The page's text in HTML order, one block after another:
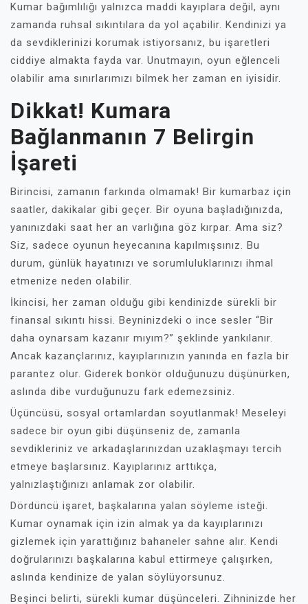
Kumar bağımlılığı yalnızca maddi kayıplara değil, aynı
zamanda ruhsal sıkıntılara da yol açabilir. Kendinizi ya
da sevdiklerinizi korumak istiyorsanız, bu işaretleri
ciddiye almakta fayda var. Unutmayın, oyun eğlenceli
olabilir ama sınırlarımızı bilmek her zaman en iyisidir.
Dikkat! Kumara
Bağlanmanın 7 Belirgin
İşareti
Birincisi, zamanın farkında olmamak! Bir kumarbaz için
saatler, dakikalar gibi geçer. Bir oyuna başladığınızda,
yanınızdaki saat her an varlığına göz kırpar. Ama siz?
Siz, sadece oyunun heyecanına kapılmışsınız. Bu
durum, günlük hayatınızı ve sorumluluklarınızı ihmal
etmenize neden olabilir.
İkincisi, her zaman olduğu gibi kendinizde sürekli bir
finansal sıkıntı hissi. Beyninizdeki o ince sesler “Bir
daha oynarsam kazanır mıyım?” şeklinde yankılanır.
Ancak kazançlarınız, kayıplarınızın yanında en fazla bir
parantez olur. Giderek bonkör olduğunuzu düşünürken,
aslında dibe vurduğunuzu fark edemezsiniz.
Üçüncüsü, sosyal ortamlardan soyutlanmak! Meseleyi
sadece bir oyun gibi düşünseniz de, zamanla
sevdikleriniz ve arkadaşlarınızdan uzaklaşmayı tercih
etmeye başlarsınız. Kayıplarınız arttıkça,
yalnızlaştığınızı anlamak zor olabilir.
Dördüncü işaret, başkalarına yalan söyleme isteği.
Kumar oynamak için izin almak ya da kayıplarınızı
gizlemek için yarattığınız bahaneler sahne alır. Kendi
doğrularınızı başkalarına kabul ettirmeye çalışırken,
aslında kendinize de yalan söylüyorsunuz.
Beşinci belirti, sürekli kumar düşünceleri. Zihninizde her